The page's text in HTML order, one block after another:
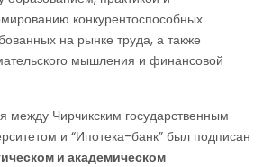
конкурентоспособных
на рынке труда, а также
мышления и финансовой
между Чирчикским государственным
и “Ипотека-банк” был подписан
и академическом